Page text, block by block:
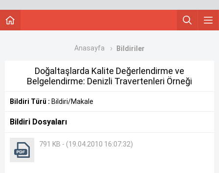
Anasayfa Bildiriler
Doğaltaşlarda Kalite Değerlendirme ve
Belgelendirme: Denizli Travertenleri Örneği
Bildiri Türü : Bildiri/Makale
Bildiri Dosyaları
791 KB - (19.04.2010 16:07:32)